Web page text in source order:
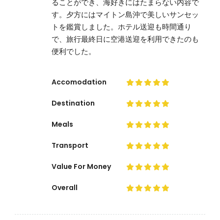
ることができ、海好きにはたまらない内容で
す。夕方にはマイトン島沖で美しいサンセッ
トを鑑賞しました。ホテル送迎も時間通り
で、旅行最終日に空港送迎を利用できたのも
便利でした。
Accomodation
Destination
Meals
Transport
Value For Money
Overall